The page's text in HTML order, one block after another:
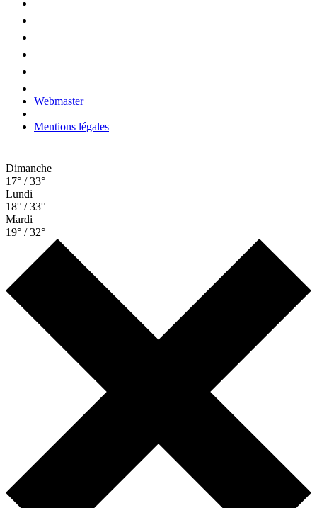
Webmaster
–
Mentions légales
Dimanche
17° / 33°
Lundi
18° / 33°
Mardi
19° / 32°